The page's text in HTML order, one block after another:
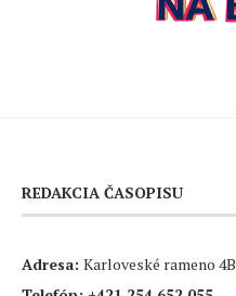
REDAKCIA ČASOPISU
Adresa: Karloveské rameno 4B